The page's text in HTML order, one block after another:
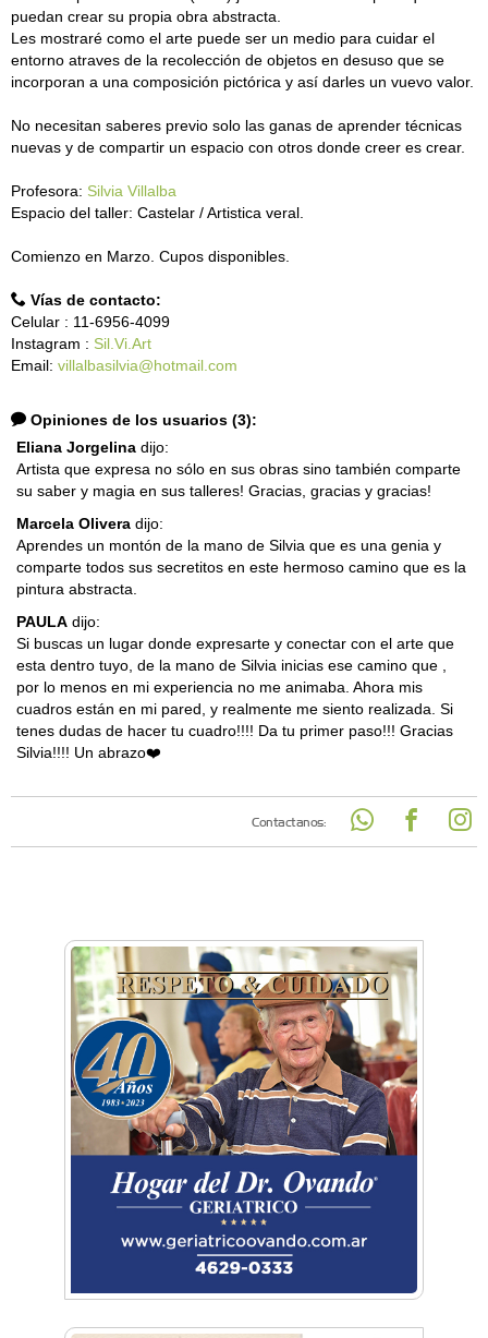
puedan crear su propia obra abstracta.
Les mostraré como el arte puede ser un medio para cuidar el
entorno atraves de la recolección de objetos en desuso que se
incorporan a una composición pictórica y así darles un vuevo valor.
No necesitan saberes previo solo las ganas de aprender técnicas
nuevas y de compartir un espacio con otros donde creer es crear.
Profesora: Silvia Villalba
Espacio del taller: Castelar / Artistica veral.
Comienzo en Marzo. Cupos disponibles.
Vías de contacto:
Celular : 11-6956-4099
Instagram : Sil.Vi.Art
Email: villalbasilvia@hotmail.com
Opiniones de los usuarios (3):
Eliana Jorgelina dijo:
Artista que expresa no sólo en sus obras sino también comparte
su saber y magia en sus talleres! Gracias, gracias y gracias!
Marcela Olivera dijo:
Aprendes un montón de la mano de Silvia que es una genia y
comparte todos sus secretitos en este hermoso camino que es la
pintura abstracta.
PAULA dijo:
Si buscas un lugar donde expresarte y conectar con el arte que
esta dentro tuyo, de la mano de Silvia inicias ese camino que ,
por lo menos en mi experiencia no me animaba. Ahora mis
cuadros están en mi pared, y realmente me siento realizada. Si
tenes dudas de hacer tu cuadro!!!! Da tu primer paso!!! Gracias
Silvia!!!! Un abrazo❤️
Contactanos: